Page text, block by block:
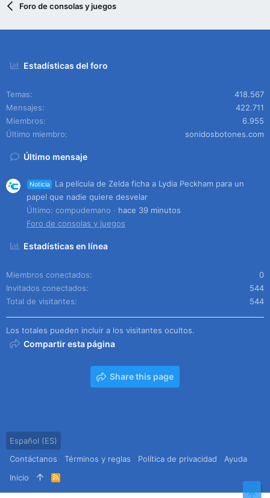
Foro de consolas y juegos
Estadísticas del foro
Temas
418.567
Mensajes
422.711
Miembros
6.955
Último miembro
sonidosbotones.com
Último mensaje
Noticia
La película de Zelda ficha a Lydia Peckham para un
papel que nadie quiere desvelar
Último: compudemano
hace 39 minutos
Foro de consolas y juegos
Estadísticas en línea
Miembros conectados
0
Invitados conectados
544
Total de visitantes
544
Los totales pueden incluir a los visitantes ocultos.
Compartir esta página
Share this page
Español (ES)
Contáctanos
Términos y reglas Política de privacidad
Ayuda
Inicio
R
S